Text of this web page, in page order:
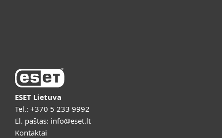
ESET Lietuva
Tel.: +370 5 233 9992
El. paštas: info@eset.lt
Kontaktai